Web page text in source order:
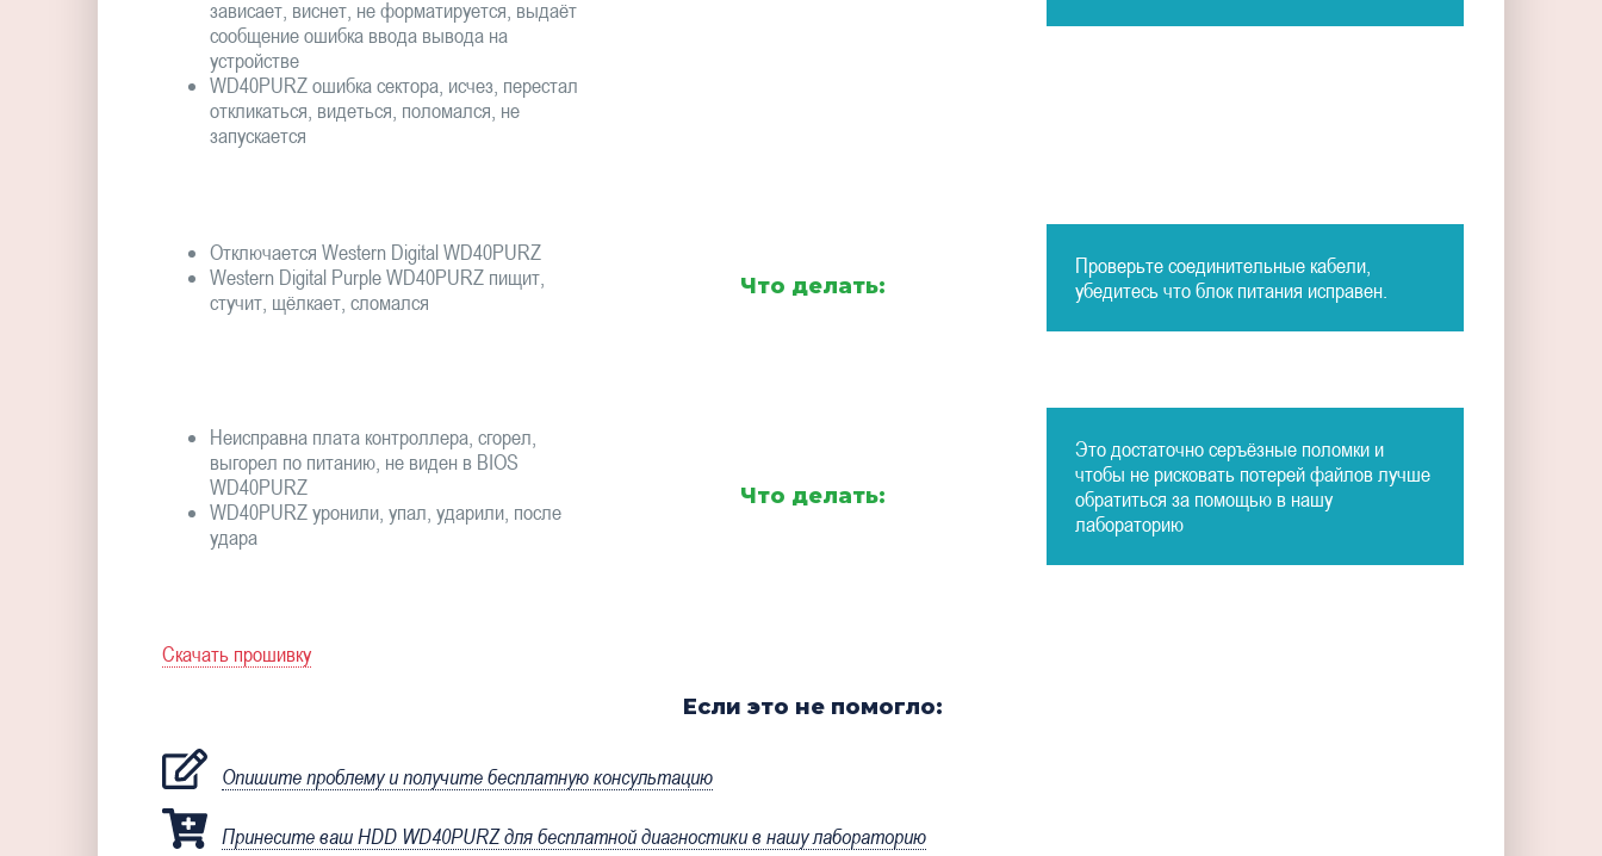
зависает, виснет, не форматируется, выдаёт
сообщение ошибка ввода вывода на
устройстве
WD40PURZ ошибка сектора, исчез, перестал
откликаться, видеться, поломался, не
запускается
Отключается Western Digital WD40PURZ
Western Digital Purple WD40PURZ пищит,
стучит, щёлкает, сломался
Что делать:
Проверьте соединительные кабели,
убедитесь что блок питания исправен.
Неисправна плата контроллера, сгорел,
выгорел по питанию, не виден в BIOS
WD40PURZ
WD40PURZ уронили, упал, ударили, после
удара
Что делать:
Это достаточно серъёзные поломки и
чтобы не рисковать потерей файлов лучше
обратиться за помощью в нашу
лабораторию
Скачать прошивку
Если это не помогло:
Опишите проблему и получите бесплатную консультацию
Принесите ваш HDD WD40PURZ для бесплатной диагностики в нашу лабораторию